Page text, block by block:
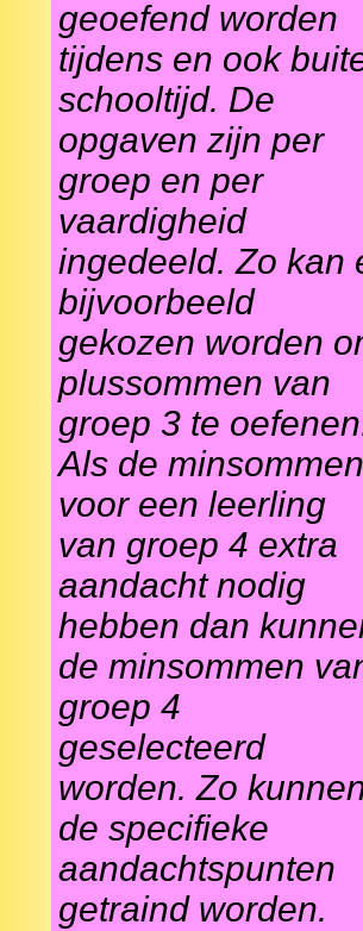
geoefend worden
tijdens en ook
schooltijd. De
opgaven zijn per
groep en per
vaardigheid
ingedeeld. Zo kan
bijvoorbeeld
gekozen worden
plussommen van
groep 3 te
Als de minsommen
voor een leerling
van groep 4 extra
aandacht nodig
hebben dan
de minsommen
groep 4
geselecteerd
worden. Zo
de specifieke
aandachtspunten
getraind worden.